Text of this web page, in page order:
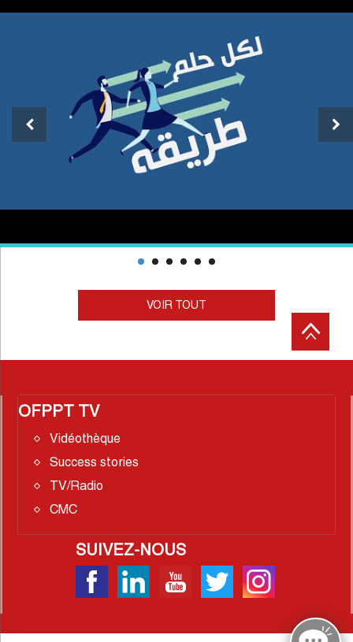
VOIR TOUT
OFPPT TV
Vidéothèque
Success stories
TV/Radio
CMC
SUIVEZ-NOUS